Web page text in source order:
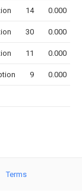
14 0.000
30 0.000
11 0.000
9 0.000
Terms